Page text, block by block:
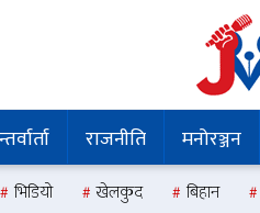
राजनीति मनोरञ्जन
भिडियो खेलकुद बिहान